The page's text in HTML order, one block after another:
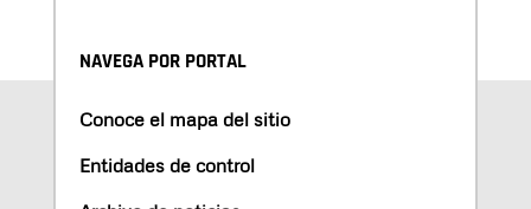
NAVEGA POR PORTAL
Conoce el mapa del sitio
Entidades de control